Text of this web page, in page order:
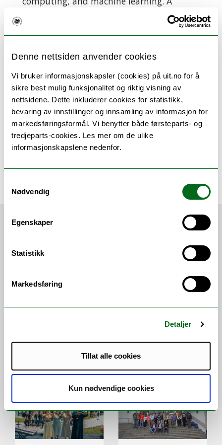
Denne nettsiden anvender cookies
Vi bruker informasjonskapsler (cookies) på uit.no for å
sikre best mulig funksjonalitet og riktig visning av
nettsidene. Dette inkluderer cookies for statistikk,
bevaring av innstillinger og innsamling av informasjon for
markedsføringsformål. Vi benytter både førsteparts- og
tredjeparts-cookies. Les mer om de ulike
informasjonskapslene nedenfor.
Nødvendig
Egenskaper
Statistikk
Markedsføring
Detaljer
Tillat alle cookies
Kun nødvendige cookies
specific interest of mine is applying in-
network computing and machine learning
techniques to address networking
challenges.
Kortnytt fra Institutt for informatikk
Fuglesteg, Jan
jan.fuglesteg@uit.no
VI ANBEFALER
å gjøre KI mer
til fertilitetsforsking